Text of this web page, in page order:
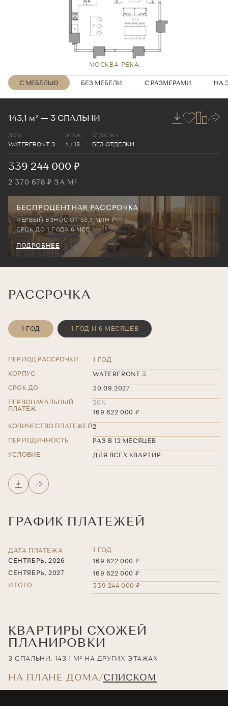
МОСКВА-РЕКА
МОСКВА-РЕКА
МОСКВА-РЕКА
МОСКВА-РЕКА
МОСКВА-РЕКА
МОСКВА-РЕКА
С МЕБЕЛЬЮ БЕЗ МЕБЕЛИ С РАЗМЕРАМИ НА
143,1 м² — 3 СПАЛЬНИ
ДОМ:
WATERFRONT 3
ЭТАЖ:
4 / 18
ОТДЕЛКА:
БЕЗ ОТДЕЛКИ
339 244 000 ₽
2 370 678 ₽ ЗА М²
БЕСПРОЦЕНТНАЯ РАССРОЧКА
ПЕРВЫЙ ВЗНОС ОТ 50,9 МЛН ₽
СРОК ДО 1 ГОДА 6 МЕС.
ПОДРОБНЕЕ
РАССРОЧКА
1 ГОД 1 ГОД И 6 МЕСЯЦЕВ
ПЕРИОД РАССРОЧКИ
1 ГОД
КОРПУС
WATERFRONT 3
СРОК ДО
30.09.2027
ПЕРВОНАЧАЛЬНЫЙ
ПЛАТЕЖ
50%
169 622 000 ₽
КОЛИЧЕСТВО ПЛАТЕЖЕЙ2
ПЕРИОДИЧНОСТЬ
РАЗ В 12 МЕСЯЦЕВ
УСЛОВИЕ
ДЛЯ ВСЕХ КВАРТИР
ГРАФИК ПЛАТЕЖЕЙ
ДАТА ПЛАТЕЖА
1 ГОД
СЕНТЯБРЬ, 2026
169 622 000 ₽
СЕНТЯБРЬ, 2027
169 622 000 ₽
ИТОГО
339 244 000 ₽
КВАРТИРЫ СХОЖЕЙ
ПЛАНИРОВКИ
3 СПАЛЬНИ, 143.1 М² НА ДРУГИХ ЭТАЖАХ
НА ПЛАНЕ ДОМА СПИСКОМ